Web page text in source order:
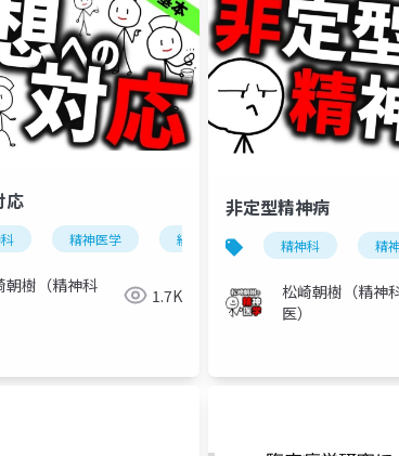
覚 幻聴
応
精神医学 統合失調症 妄想 対
朝樹（精神科
1.7K
非定型精神病
精神科 精
松崎朝樹（精神
医）